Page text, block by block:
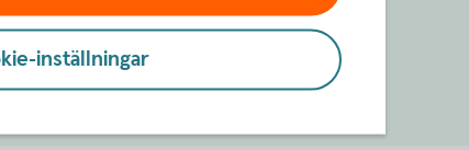
inställningar